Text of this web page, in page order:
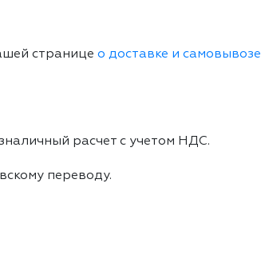
странице о доставке и самовывозе
расчет с учетом НДС.
переводу.